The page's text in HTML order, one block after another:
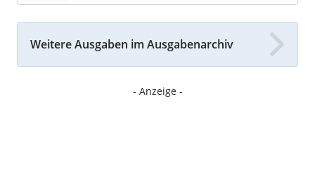
Weitere Ausgaben im Ausgabenarchiv
- Anzeige -